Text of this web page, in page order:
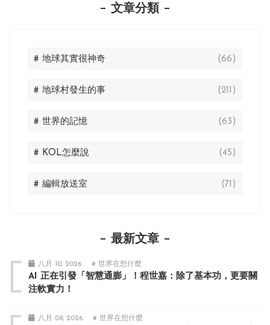
文章分類
# 地球其實很神奇 (66)
# 地球村發生的事 (211)
# 世界的記憶 (63)
# KOL怎麼說 (45)
# 編輯放送室 (71)
最新文章
八月 10, 2026 # 世界在想什麼
AI 正在引發「智慧通膨」！程世嘉：除了基本功，更要關
注軟實力！
八月 08, 2026 # 世界在想什麼